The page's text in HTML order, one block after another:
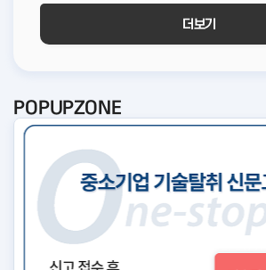
더보기
POPUPZONE